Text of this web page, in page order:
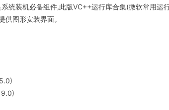
统装机必备组件,此版VC++运行库合集(微软常用运
图形安装界面。